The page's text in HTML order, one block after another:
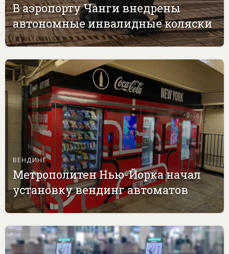
В аэропорту Чанги внедрены
автономные инвалидные коляски
ВЕНДИНГ
Метрополитен Нью-Йорка начал
установку вендинг автоматов